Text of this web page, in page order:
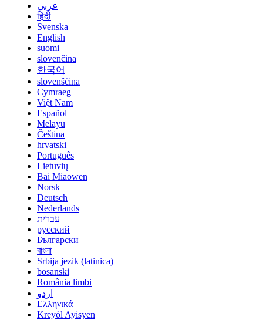
عربي
हिंदी
Svenska
English
suomi
slovenčina
한국어
slovenščina
Cymraeg
Việt Nam
Español
Melayu
Čeština
hrvatski
Português
Lietuvių
Bai Miaowen
Norsk
Deutsch
Nederlands
עברית
русский
Български
বাংলা
Srbija jezik (latinica)
bosanski
România limbi
اردو
Ελληνικά
Kreyòl Ayisyen